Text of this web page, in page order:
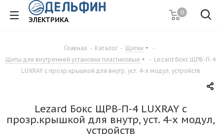
ЭЛЕКТРИКА
0
Главная - Каталог - Щитки
-
Щиты для внутренней установки пластиковые
- Lezard Бокс ЩРВ-П-4
LUXRAY с прозр.крышкой для внутр, уст. 4-х модул, устройств
Lezard Бокс ЩРВ-П-4 LUXRAY с
прозр.крышкой для внутр, уст. 4-х модул,
устройств